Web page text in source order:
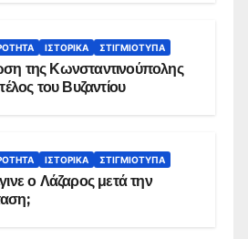
ΙΣΤΟΡΙΚΆ ΣΤΙΓΜΙΌΤΥΠΑ
της Κωνσταντινούπολης
του Βυζαντίου
ΙΣΤΟΡΙΚΆ ΣΤΙΓΜΙΌΤΥΠΑ
ο Λάζαρος μετά την